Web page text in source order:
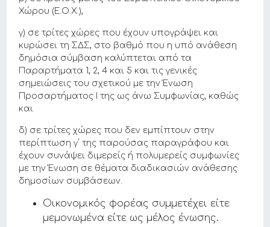
Χώρου (Ε.Ο.Χ.),
γ) σε τρίτες χώρες που έχουν υπογράψει και
κυρώσει τη ΣΔΣ, στο βαθμό που η υπό ανάθεση
δημόσια σύμβαση καλύπτεται από τα
Παραρτήματα 1, 2, 4 και 5 και τις γενικές
σημειώσεις του σχετικού με την Ένωση
Προσαρτήματος I της ως άνω Συμφωνίας, καθώς
και
δ) σε τρίτες χώρες που δεν εμπίπτουν στην
περίπτωση γ΄ της παρούσας παραγράφου και
έχουν συνάψει διμερείς ή πολυμερείς συμφωνίες
με την Ένωση σε θέματα διαδικασιών ανάθεσης
δημοσίων συμβάσεων.
Οικονομικός φορέας συμμετέχει είτε
μεμονωμένα είτε ως μέλος ένωσης.